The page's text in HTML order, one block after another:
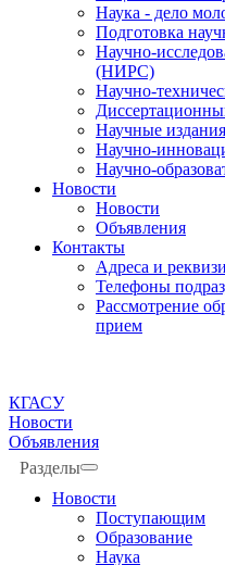
Наука - дело
Подготовка
Научно-
(НИРС)
Научно-
Научные издания
Научно-
Научно-
Новости
Новости
Объявления
Контакты
Адреса и
Телефоны
Рассмотрение
прием
КГАСУ
Новости
Объявления
Разделы
Новости
Поступающим
Образование
Наука